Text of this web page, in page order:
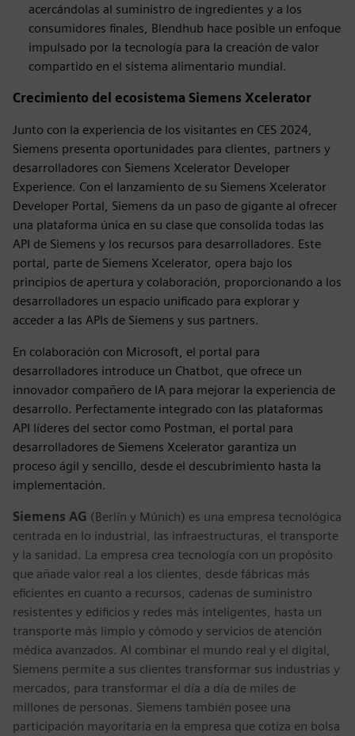
acercándolas al suministro de ingredientes y a los
consumidores finales, Blendhub hace posible un enfoque
impulsado por la tecnología para la creación de valor
compartido en el sistema alimentario mundial.
Crecimiento del ecosistema Siemens Xcelerator
Junto con la experiencia de los visitantes en CES 2024,
Siemens presenta oportunidades para clientes, partners y
desarrolladores con Siemens Xcelerator Developer
Experience. Con el lanzamiento de su Siemens Xcelerator
Developer Portal, Siemens da un paso de gigante al ofrecer
una plataforma única en su clase que consolida todas las
API de Siemens y los recursos para desarrolladores. Este
portal, parte de Siemens Xcelerator, opera bajo los
principios de apertura y colaboración, proporcionando a los
desarrolladores un espacio unificado para explorar y
acceder a las APIs de Siemens y sus partners.
En colaboración con Microsoft, el portal para
desarrolladores introduce un Chatbot, que ofrece un
innovador compañero de IA para mejorar la experiencia de
desarrollo. Perfectamente integrado con las plataformas
API líderes del sector como Postman, el portal para
desarrolladores de Siemens Xcelerator garantiza un
proceso ágil y sencillo, desde el descubrimiento hasta la
implementación.
Siemens AG (Berlín y Múnich) es una empresa tecnológica
centrada en lo industrial, las infraestructuras, el transporte
y la sanidad. La empresa crea tecnología con un propósito
que añade valor real a los clientes, desde fábricas más
eficientes en cuanto a recursos, cadenas de suministro
resistentes y edificios y redes más inteligentes, hasta un
transporte más limpio y cómodo y servicios de atención
médica avanzados. Al combinar el mundo real y el digital,
Siemens permite a sus clientes transformar sus industrias y
mercados, para transformar el día a día de miles de
millones de personas. Siemens también posee una
participación mayoritaria en la empresa que cotiza en bolsa